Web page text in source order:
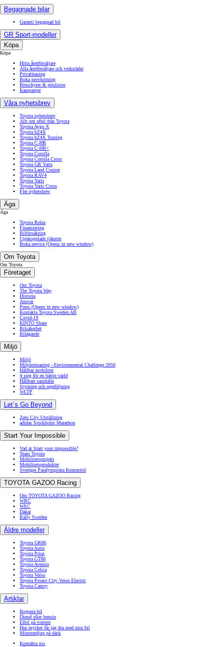
Begagnade bilar
Garanti begagnad bil
GR Sport-modeller
Köpa
Köpa
Hitta återförsäljare
Alla återförsäljare och verkstäder
Privatleasing
Boka provkörning
Broschyrer & prislistor
Kampanjer
Våra nyhetsbrev
Toyota nyhetsbrev
Allt om elbil från Toyota
Toyota Aygo X
Toyota bZ4X
Toyota bZ4X Touring
Toyota C-HR
Toyota C-HR+
Toyota Corolla
Toyota Corolla Cross
Toyota GR Yaris
Toyota Land Cruiser
Toyota RAV4
Toyota Yaris
Toyota Yaris Cross
Fler nyhetsbrev
Äga
Äga
Toyota Relax
Finansiering
Bilförsäkring
Uppkopplade tjänster
Boka service (Opens in new window)
Om Toyota
Om Toyota
Företaget
Om Toyota
The Toyota Way
Historia
Ansvar
Press (Opens in new window)
Kontakta Toyota Sweden AB
Covid-19
KINTO Share
Bilsäkerhet
Bilägande
Miljö
Miljö
Miljöutmaning - Environmental Challenge 2050
Hållbar mobilitet
4 steg för en bättre värld
Hållbart samhälle
Styrning och uppföljning
WLTP
Let´s Go Beyond
Zero City Utställning
adidas Stockholm Marathon
Start Your Impossible
Vad är Start your impossible?
Team Toyota
Mobilitetsprojekt
Mobilitetsprodukter
Sveriges Paralympiska Kommitté
TOYOTA GAZOO Racing
Om TOYOTA GAZOO Racing
WRC
WEC
Dakar
Rally Sweden
Äldre modeller
Toyota GR86
Toyota Auris
Toyota Prius
Toyota GT86
Toyota Avensis
Toyota Celica
Toyota Verso
Toyota Proace City Verso Electric
Toyota Camry
Artiklar
Bogsera bil
Diesel eller bensin
Elbil på vintern
Hur mycket får jag dra med min bil
Mönsterdjup på däck
Kontakta oss